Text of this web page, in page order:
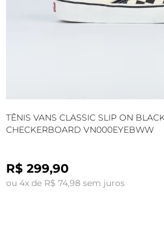
TÊNIS VANS CLASSIC SLIP ON
CHECKERBOARD VN000EYEBWW
R$ 299,90
ou 4x de R$ 74,98 sem juros